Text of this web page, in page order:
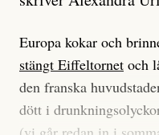
Europa kokar och
stängt Eiffeltornet och
den franska
dött i